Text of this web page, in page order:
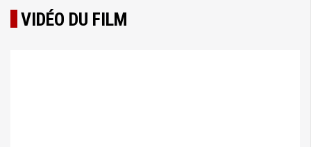
VIDÉO DU FILM